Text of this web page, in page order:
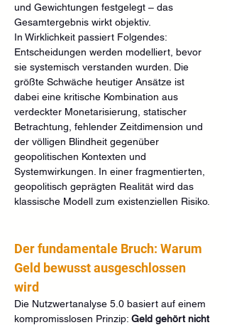
und Gewichtungen festgelegt – das
Gesamtergebnis wirkt objektiv.
In Wirklichkeit passiert Folgendes:
Entscheidungen werden modelliert, bevor
sie systemisch verstanden wurden. Die
größte Schwäche heutiger Ansätze ist
dabei eine kritische Kombination aus
verdeckter Monetarisierung, statischer
Betrachtung, fehlender Zeitdimension und
der völligen Blindheit gegenüber
geopolitischen Kontexten und
Systemwirkungen. In einer fragmentierten,
geopolitisch geprägten Realität wird das
klassische Modell zum existenziellen Risiko.
Der fundamentale Bruch: Warum
Geld bewusst ausgeschlossen
wird
Die Nutzwertanalyse 5.0 basiert auf einem
kompromisslosen Prinzip: Geld gehört nicht